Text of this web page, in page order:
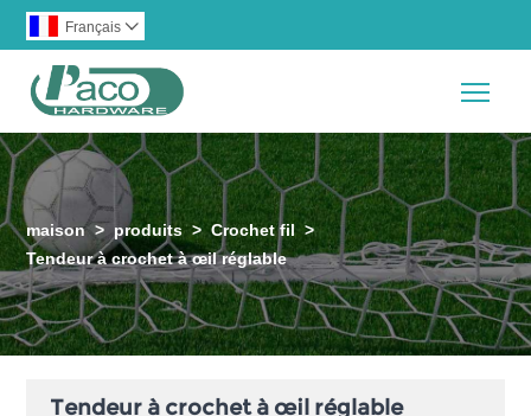
Français 
maison > produits > Crochet fil >
Tendeur à crochet à œil réglable
Tendeur à crochet à œil réglable